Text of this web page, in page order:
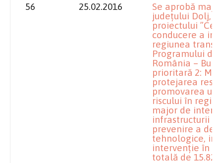
56 25.02.2016
Se aprobă
județului Dolj,
proiectului
conducere a
regiunea
Programului
România –
prioritară 2:
protejarea
promovarea
riscului în
major de
infrastructurii și
prevenire a
tehnologice,
intervenție în
totală de